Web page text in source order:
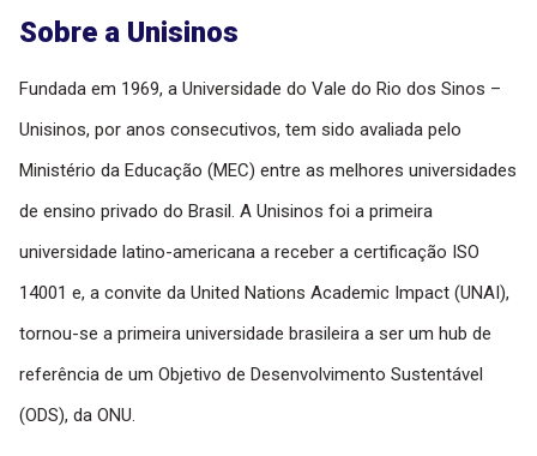
Sobre a Unisinos
Fundada em 1969, a Universidade do Vale do Rio dos Sinos –
Unisinos, por anos consecutivos, tem sido avaliada pelo
Ministério da Educação (MEC) entre as melhores universidades
de ensino privado do Brasil. A Unisinos foi a primeira
universidade latino-americana a receber a certificação ISO
14001 e, a convite da United Nations Academic Impact (UNAI),
tornou-se a primeira universidade brasileira a ser um hub de
referência de um Objetivo de Desenvolvimento Sustentável
(ODS), da ONU.